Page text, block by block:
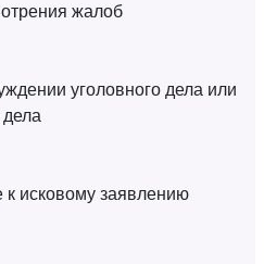
жалоб
уголовного дела или
исковому заявлению